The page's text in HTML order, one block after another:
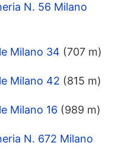
N. 56 Milano
Milano 34 (707 m)
Milano 42 (815 m)
Milano 16 (989 m)
N. 672 Milano